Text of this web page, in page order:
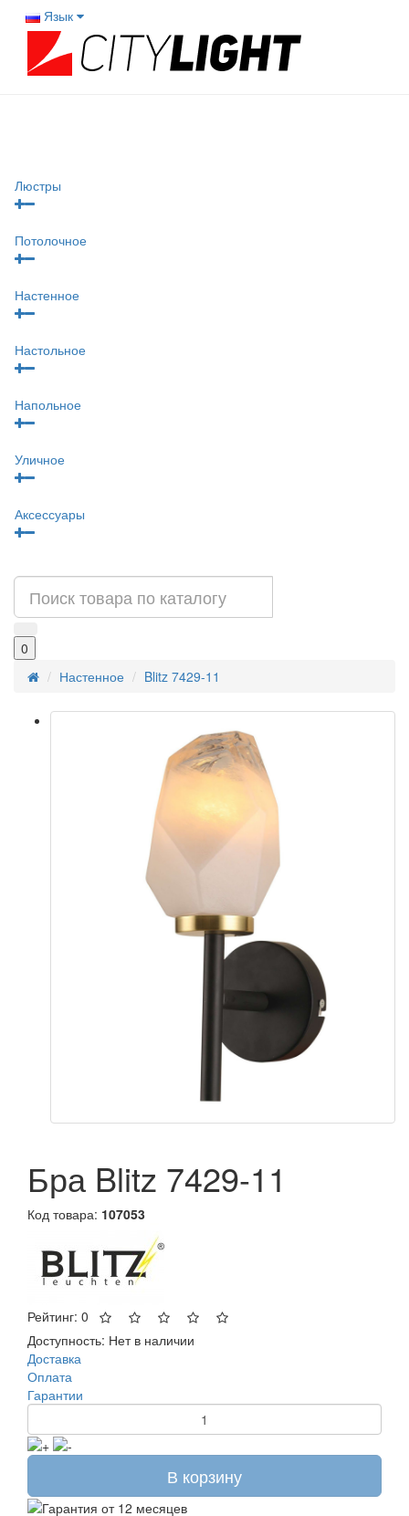
Язык
Люстры
Потолочное
Настенное
Настольное
Напольное
Уличное
Аксессуары
0
Настенное
Blitz 7429-11
Бра Blitz 7429-11
Код товара: 107053
Рейтинг: 0
Доступность: Нет в наличии
Доставка
Оплата
Гарантии
В корзину